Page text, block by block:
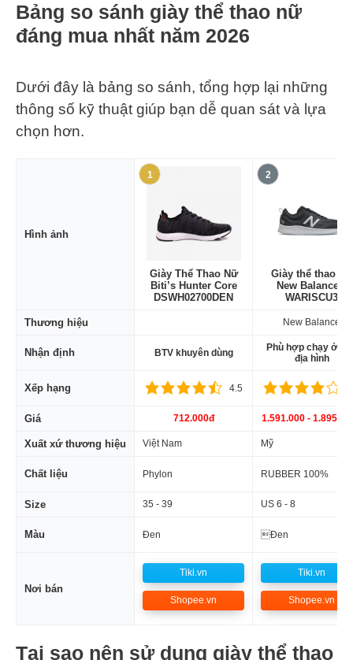
Bảng so sánh giày thể thao nữ
đáng mua nhất năm 2026
Dưới đây là bảng so sánh, tổng hợp lại những
thông số kỹ thuật giúp bạn dễ quan sát và lựa
chọn hơn.
Hình ảnh
1
Giày Thể Thao Nữ
Biti’s Hunter Core
DSWH02700DEN
2
Giày thể thao nữ
New Balance –
WARISCU3
Thương hiệu New Balance
Nhận định BTV khuyên dùng
Phù hợp chạy ở
địa hình
Xếp hạng 4.5
Giá 712.000đ 1.591.000 -
Xuất xứ thương hiệu Việt Nam Mỹ
Chất liệu Phylon RUBBER 100%
Size 35 - 39 US 6 - 8
Màu Đen Đen
Nơi bán
Tiki.vn
Shopee.vn
Tiki.vn
Shopee.vn
Tại sao nên sử dụng giày thể thao